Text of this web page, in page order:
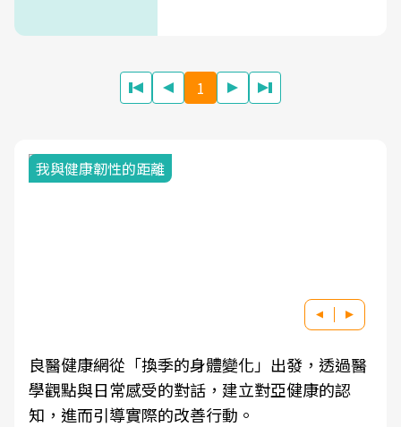
1
我與健康韌性的距離
良醫健康網從「換季的身體變化」出發，透過醫
學觀點與日常感受的對話，建立對亞健康的認
知，進而引導實際的改善行動。